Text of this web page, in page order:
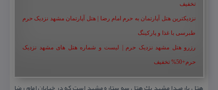
تخفیف
نزدیکترین هتل آپارتمان به حرم امام رضا | هتل آپارتمان مشهد نزدیک حرم
طبرسی با غذا و پارکینگ
رزرو هتل مشهد نزدیک حرم | لیست و شماره هتل های مشهد نزدیک
حرم+50% تخفیف